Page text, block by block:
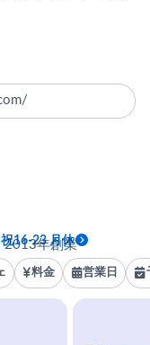
2013年創業
16-23 月休
料金 営業日